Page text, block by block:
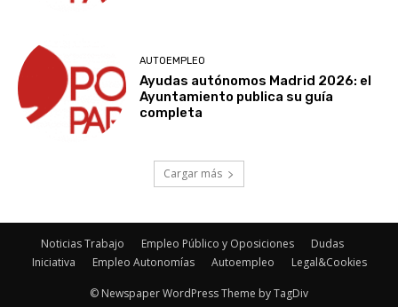
AUTOEMPLEO
Ayudas autónomos Madrid 2026: el
Ayuntamiento publica su guía
completa
Cargar más
Noticias Trabajo Empleo Público y Oposiciones
Dudas
Iniciativa
Empleo Autonomías Autoempleo Legal&Cookies
© Newspaper WordPress Theme by TagDiv